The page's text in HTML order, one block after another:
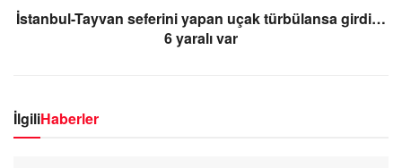
İstanbul-Tayvan seferini yapan uçak türbülansa girdi…
6 yaralı var
İlgiliHaberler